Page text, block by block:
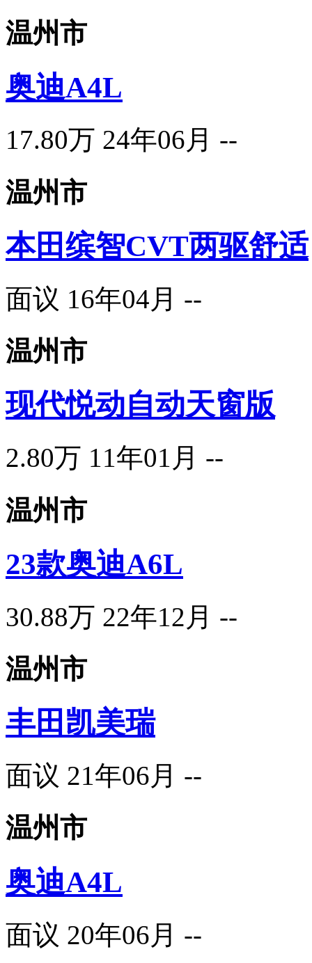
温州市
奥迪A4L
17.80万 24年06月 --
温州市
本田缤智CVT两驱舒适
面议 16年04月 --
温州市
现代悦动自动天窗版
2.80万 11年01月 --
温州市
23款奥迪A6L
30.88万 22年12月 --
温州市
丰田凯美瑞
面议 21年06月 --
温州市
奥迪A4L
面议 20年06月 --